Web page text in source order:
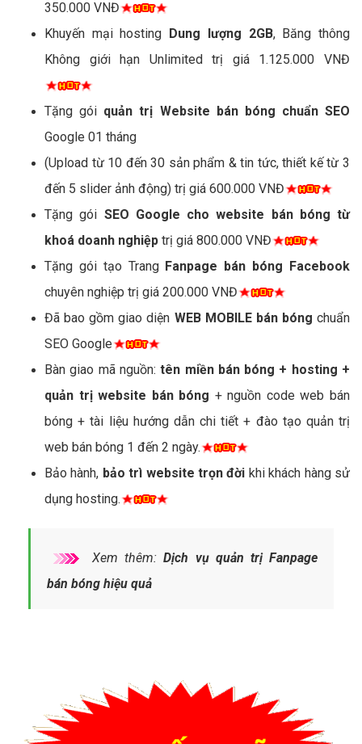
350.000 VNĐ
Khuyến mại hosting Dung lượng 2GB, Băng thông
Không giới hạn Unlimited trị giá 1.125.000 VNĐ
Tặng gói quản trị Website bán bóng chuẩn SEO
Google 01 tháng
(Upload từ 10 đến 30 sản phẩm & tin tức, thiết kế từ 3
đến 5 slider ảnh động) trị giá 600.000 VNĐ
Tặng gói SEO Google cho website bán bóng từ
khoá doanh nghiệp trị giá 800.000 VNĐ
Tặng gói tạo Trang Fanpage bán bóng Facebook
chuyên nghiệp trị giá 200.000 VNĐ
Đã bao gồm giao diện WEB MOBILE bán bóng chuẩn
SEO Google
Bàn giao mã nguồn:tên miền bán bóng + hosting +
quản trị website bán bóng + nguồn code web bán
bóng + tài liệu hướng dẫn chi tiết + đào tạo quản trị
web bán bóng 1 đến 2 ngày.
Bảo hành, bảo trì website trọn đời khi khách hàng sử
dụng hosting.
Xem thêm:Dịch vụ quản trị Fanpage
bán bóng hiệu quả